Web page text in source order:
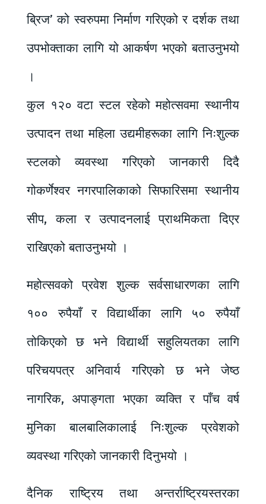
ब्रिज’ को स्वरुपमा निर्माण गरिएको र दर्शक तथा
उपभोक्ताका लागि यो आकर्षण भएको बताउनुभयो
।
कुल १२० वटा स्टल रहेको महोत्सवमा स्थानीय
उत्पादन तथा महिला उद्यमीहरूका लागि निःशुल्क
स्टलको व्यवस्था गरिएको जानकारी दिदै
गोकर्णेश्वर नगरपालिकाको सिफारिसमा स्थानीय
सीप, कला र उत्पादनलाई प्राथमिकता दिएर
राखिएको बताउनुभयो ।
महोत्सवको प्रवेश शुल्क सर्वसाधारणका लागि
१०० रुपैयाँ र विद्यार्थीका लागि ५० रुपैयाँ
तोकिएको छ भने विद्यार्थी सहुलियतका लागि
परिचयपत्र अनिवार्य गरिएको छ भने जेष्ठ
नागरिक, अपाङ्गता भएका व्यक्ति र पाँच वर्ष
मुनिका बालबालिकालाई निःशुल्क प्रवेशको
व्यवस्था गरिएको जानकारी दिनुभयो ।
दैनिक राष्ट्रिय तथा अन्तर्राष्ट्रियस्तरका